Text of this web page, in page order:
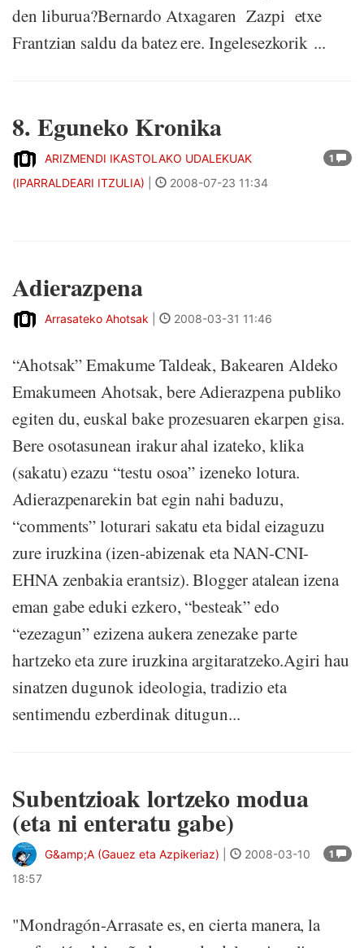
den liburua?Bernardo Atxagaren Zazpi etxe
Frantzian saldu da batez ere. Ingelesezkorik ...
8. Eguneko Kronika
1
ARIZMENDI IKASTOLAKO UDALEKUAK
(IPARRALDEARI ITZULIA)
2008-07-23 11:34
Adierazpena
Arrasateko Ahotsak 2008-03-31 11:46
“Ahotsak” Emakume Taldeak, Bakearen Aldeko
Emakumeen Ahotsak, bere Adierazpena publiko
egiten du, euskal bake prozesuaren ekarpen gisa.
Bere osotasunean irakur ahal izateko, klika
(sakatu) ezazu “testu osoa” izeneko lotura.
Adierazpenarekin bat egin nahi baduzu,
“comments” loturari sakatu eta bidal eizaguzu
zure iruzkina (izen-abizenak eta NAN-CNI-
EHNA zenbakia erantsiz). Blogger atalean izena
eman gabe eduki ezkero, “besteak” edo
“ezezagun” ezizena aukera zenezake parte
hartzeko eta zure iruzkina argitaratzeko.Agiri hau
sinatzen dugunok ideologia, tradizio eta
sentimendu ezberdinak ditugun...
Subentzioak lortzeko modua
(eta ni enteratu gabe)
1
G&amp;A (Gauez eta Azpikeriaz)
2008-03-10
18:57
"Mondragón-Arrasate es, en cierta manera, la